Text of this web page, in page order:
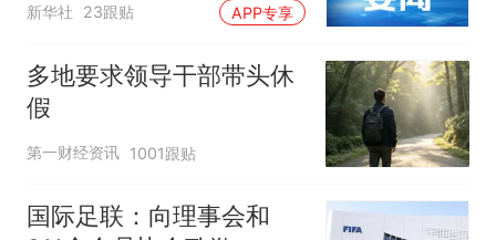
新华社 23跟贴 APP专享
多地要求领导干部带头休
假
第一财经资讯 1001跟贴
国际足联：向理事会和